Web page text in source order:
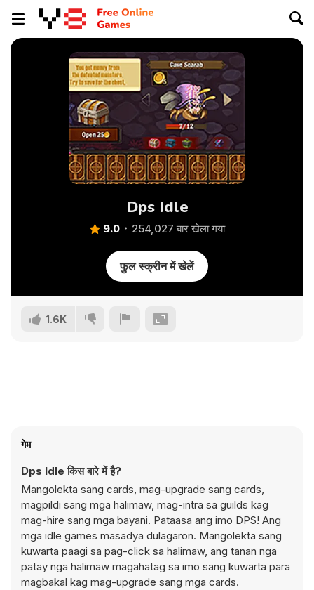
Dps Idle
9.0 254,027 बार खेला गया
फुल स्क्रीन में खेलें
1.6K
गेम
Dps Idle किस बारे में है?
Mangolekta sang cards, mag-upgrade sang cards,
magpildi sang mga halimaw, mag-intra sa guilds kag
mag-hire sang mga bayani. Pataasa ang imo DPS! Ang
mga idle games masadya dulagaron. Mangolekta sang
kuwarta paagi sa pag-click sa halimaw, ang tanan nga
patay nga halimaw magahatag sa imo sang kuwarta para
magbakal kag mag-upgrade sang mga cards.